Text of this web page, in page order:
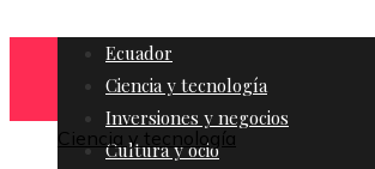
Ecuador
Ciencia y tecnología
Inversiones y negocios
Cultura y ocio
Ciencia y tecnología